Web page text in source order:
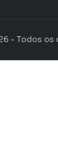
- Todos os